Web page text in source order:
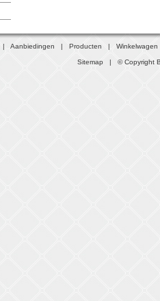
|Aanbiedingen |Producten |Winkelwagen
Sitemap | © Copyright